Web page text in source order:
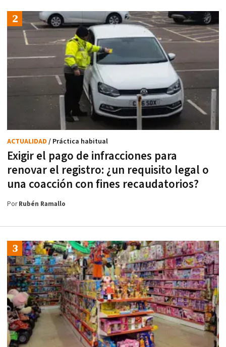
Exigir el pago de infracciones para
renovar el registro: ¿un requisito legal o
una coacción con fines recaudatorios?
ACTUALIDAD / Práctica habitual
PorRubén Ramallo